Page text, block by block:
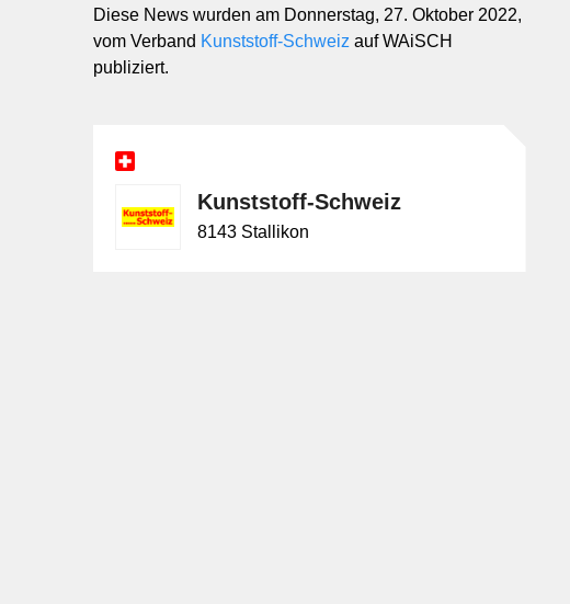
Diese News wurden am Donnerstag, 27. Oktober 2022,
vom Verband Kunststoff-Schweiz auf WAiSCH
publiziert.
Kunststoff-Schweiz
8143 Stallikon